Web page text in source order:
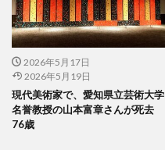
2026年5月17日
2026年5月19日
現代美術家で、愛知県立芸術大学
名誉教授の山本富章さんが死去
76歳